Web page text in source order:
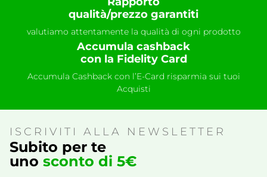
qualità/prezzo garantiti
valutiamo attentamente la qualità di ogni prodotto
Accumula cashback
con la Fidelity Card
Accumula Cashback con l’E-Card risparmia sui tuoi
Acquisti
ISCRIVITI ALLA NEWSLETTER
Subito per te
uno sconto di 5€